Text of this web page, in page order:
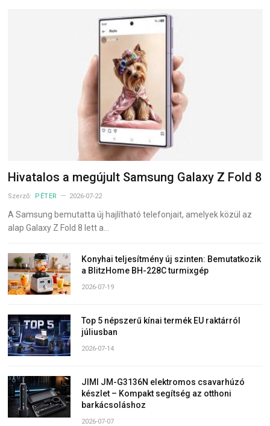
Hivatalos a megújult Samsung Galaxy Z Fold 8
Szerző: PÉTER 2026-07-22
A Samsung bemutatta új hajlítható telefonjait, amelyek közül az
alap Galaxy Z Fold 8 lett a…
Konyhai teljesítmény új szinten: Bemutatkozik
a BlitzHome BH-228C turmixgép
2026-07-19
Top 5 népszerű kínai termék EU raktárról
júliusban
2026-07-14
JIMI JM-G3136N elektromos csavarhúzó
készlet – Kompakt segítség az otthoni
barkácsoláshoz
2026-07-07